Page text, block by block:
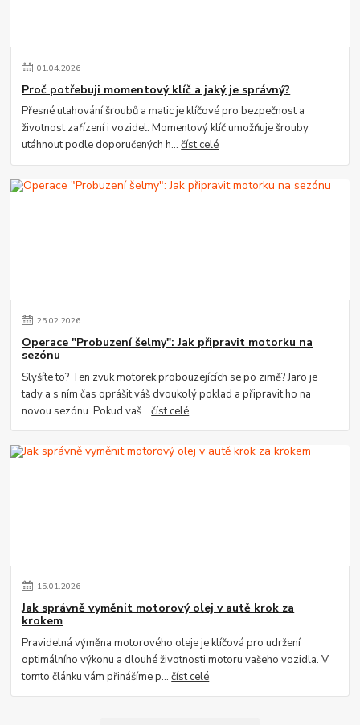
01.04.2026
Proč potřebuji momentový klíč a jaký je správný?
Přesné utahování šroubů a matic je klíčové pro bezpečnost a
životnost zařízení i vozidel. Momentový klíč umožňuje šrouby
utáhnout podle doporučených h...číst celé
25.02.2026
Operace "Probuzení šelmy": Jak připravit motorku na
sezónu
Slyšíte to? Ten zvuk motorek probouzejících se po zimě? Jaro je
tady a s ním čas oprášit váš dvoukolý poklad a připravit ho na
novou sezónu. Pokud vaš...číst celé
15.01.2026
Jak správně vyměnit motorový olej v autě krok za
krokem
Pravidelná výměna motorového oleje je klíčová pro udržení
optimálního výkonu a dlouhé životnosti motoru vašeho vozidla. V
tomto článku vám přinášíme p...číst celé